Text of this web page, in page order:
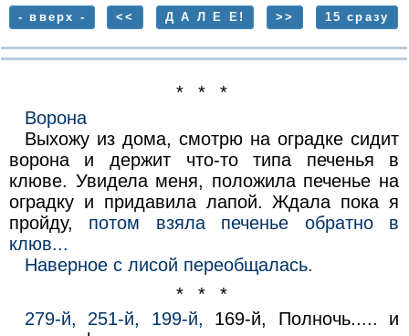
- вверх - << Д А Л Е Е! >> 15 сразу
* * *
Ворона
Выхожу из дома, смотрю на оградке сидит
ворона и держит что-то типа печенья в
клюве. Увидела меня, положила печенье на
оградку и придавила лапой. Ждала пока я
пройду, потом взяла печенье обратно в
клюв...
Наверное с лисой переобщалась.
* * *
279-й, 251-й, 199-й, 169-й, Полночь..... и